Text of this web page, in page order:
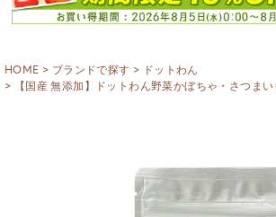
HOME ブランドで探す
ドットわん
【国産 無添加】ドットわん野菜かぼちゃ・さつまい